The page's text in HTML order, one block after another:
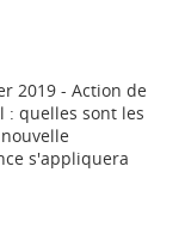
2019 - Action de
quelles sont les
s'appliquera